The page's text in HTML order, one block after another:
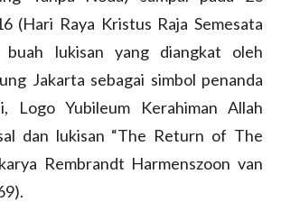
(Hari Raya Kristus Raja Semesata
lukisan yang diangkat oleh
Jakarta sebagai simbol penanda
Logo Yubileum Kerahiman Allah
dan lukisan “The Return of The
Rembrandt Harmenszoon van